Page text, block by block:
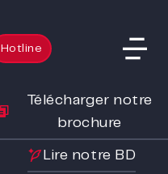
Hotline
Télécharger notre
brochure
Lire notre BD